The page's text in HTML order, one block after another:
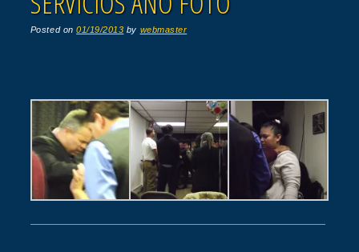
Posted on01/19/2013 by webmaster